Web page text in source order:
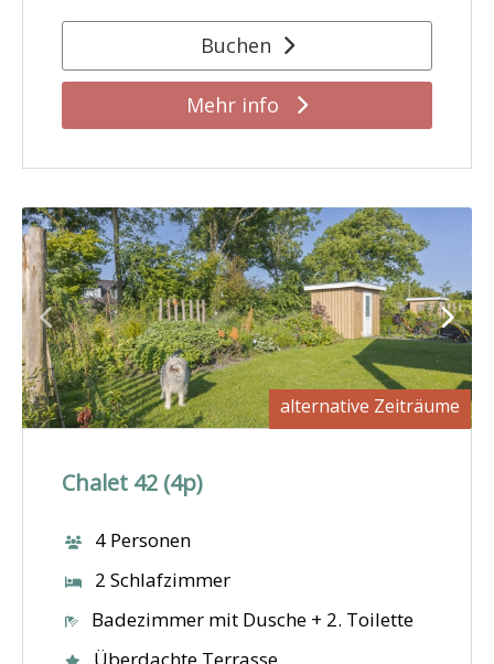
Buchen
Mehr info
alternative Zeiträume
Chalet 42 (4p)
4 Personen
2 Schlafzimmer
Badezimmer mit Dusche + 2. Toilette